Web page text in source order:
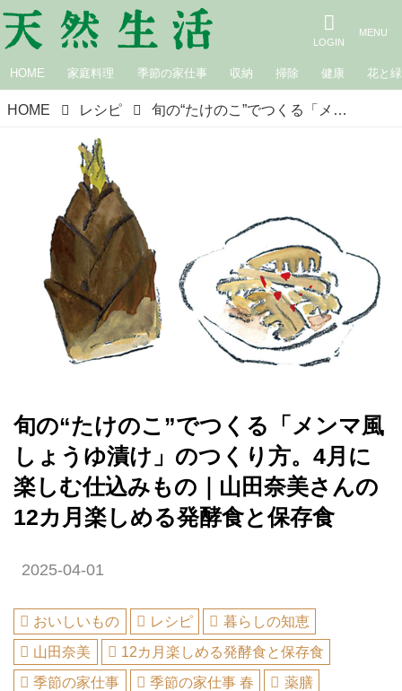
HOME 家庭料理 季節の家仕事 収納 掃除 健康 花と緑
HOME レシピ 旬の“たけのこ”でつくる「メンマ風しょうゆ漬け」のつくり方。4月に楽しむ仕込みもの｜山田奈美さんの12カ月楽しめる発酵食と保存食
旬の“たけのこ”でつくる「メンマ風
しょうゆ漬け」のつくり方。4月に
楽しむ仕込みもの｜山田奈美さんの
12カ月楽しめる発酵食と保存食
2025-04-01
おいしいもの レシピ
暮らしの知恵
山田奈美
12カ月楽しめる発酵食と保存食
季節の家仕事
季節の家仕事 春 薬膳